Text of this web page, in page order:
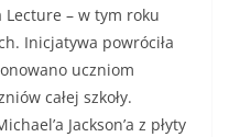
Lecture – w tym roku
Inicjatywa powróciła
uczniom
całej szkoły.
Jackson’a z płyty